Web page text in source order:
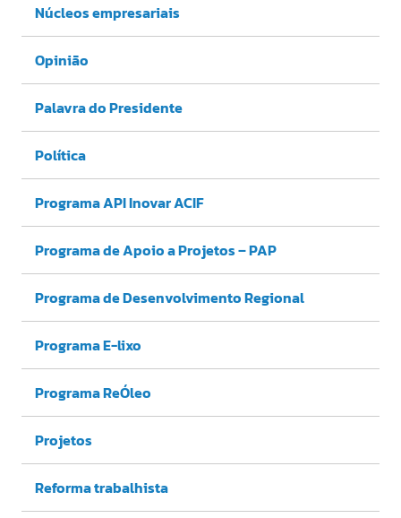
Núcleos empresariais
Opinião
Palavra do Presidente
Política
Programa API Inovar ACIF
Programa de Apoio a Projetos – PAP
Programa de Desenvolvimento Regional
Programa E-lixo
Programa ReÓleo
Projetos
Reforma trabalhista